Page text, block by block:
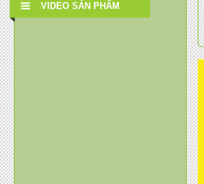
VIDEO SẢN PHẨM